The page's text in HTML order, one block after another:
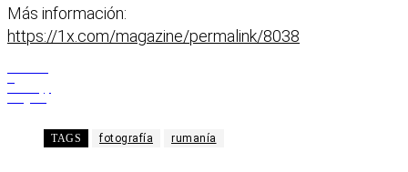
Más información:
https://1x.com/magazine/permalink/8038
TAGS fotografía rumanía